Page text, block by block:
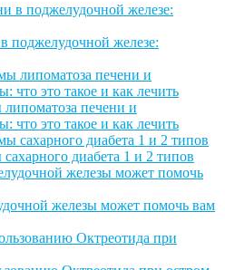
поджелудочной железе:
печени и
что это такое и как лечить
диабета 1 и 2 типов
железы может помочь вам